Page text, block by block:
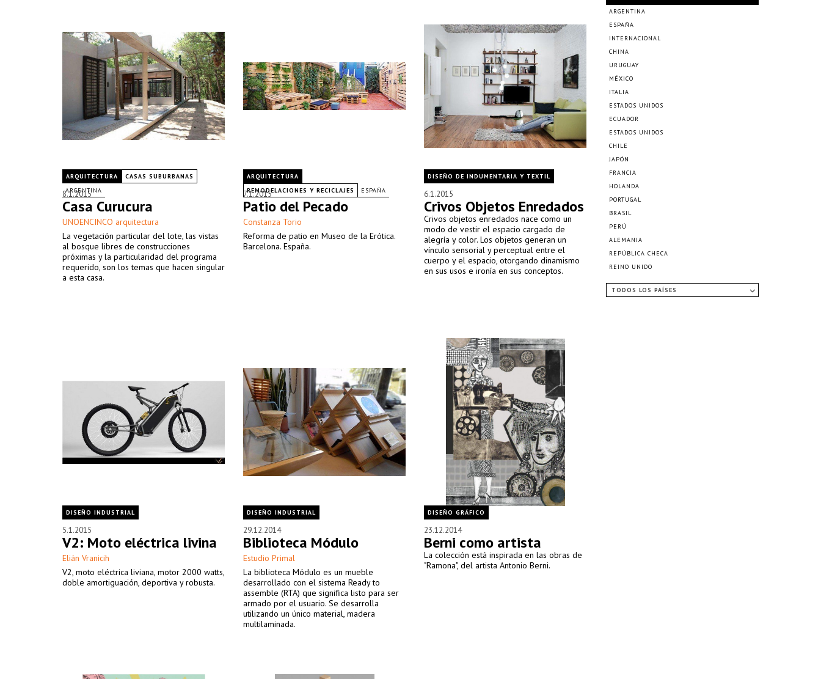
ARQUITECTURA
CASAS SUBURBANAS
ARGENTINA
8.1.2015
Casa Curucura
UNOENCINCO arquitectura
La vegetación particular del lote, las vistas
al bosque libres de construcciones
próximas y la particularidad del programa
requerido, son los temas que hacen singular
a esta casa.
ARQUITECTURA
REMODELACIONES Y RECICLAJES
ESPAÑA
7.1.2015
Patio del Pecado
Constanza Torio
Reforma de patio en Museo de la Erótica.
Barcelona. España.
DISEÑO DE INDUMENTARIA Y TEXTIL
6.1.2015
Crivos Objetos Enredados
Crivos objetos enredados nace como un
modo de vestir el espacio cargado de
alegría y color. Los objetos generan un
vínculo sensorial y perceptual entre el
cuerpo y el espacio, otorgando dinamismo
en sus usos e ironía en sus conceptos.
DISEÑO INDUSTRIAL
5.1.2015
V2: Moto eléctrica livina
Elián Vranicih
V2, moto eléctrica liviana, motor 2000 watts,
doble amortiguación, deportiva y robusta.
DISEÑO INDUSTRIAL
29.12.2014
Biblioteca Módulo
Estudio Primal
La biblioteca Módulo es un mueble
desarrollado con el sistema Ready to
assemble (RTA) que significa listo para ser
armado por el usuario. Se desarrolla
utilizando un único material, madera
multilaminada.
DISEÑO GRÁFICO
23.12.2014
Berni como artista
La colección está inspirada en las obras de
"Ramona", del artista Antonio Berni.
ARGENTINA
ESPAÑA
INTERNACIONAL
CHINA
URUGUAY
MÉXICO
ITALIA
ESTADOS UNIDOS
ECUADOR
ESTADOS UNIDOS
CHILE
JAPÓN
FRANCIA
HOLANDA
PORTUGAL
BRASIL
PERÚ
ALEMANIA
REPÚBLICA CHECA
REINO UNIDO
TODOS LOS PAÍSES